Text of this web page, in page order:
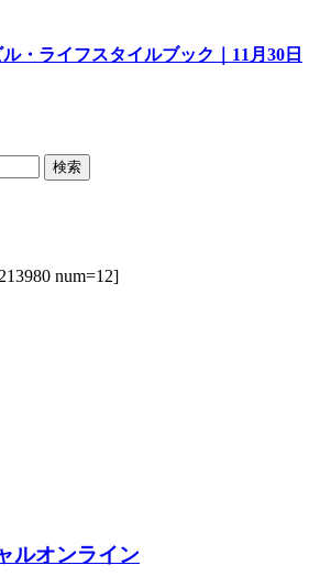
・ライフスタイルブック｜11月30日
num=12]